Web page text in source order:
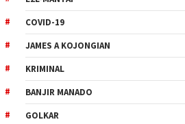
COVID-19
JAMES A KOJONGIAN
KRIMINAL
BANJIR MANADO
GOLKAR